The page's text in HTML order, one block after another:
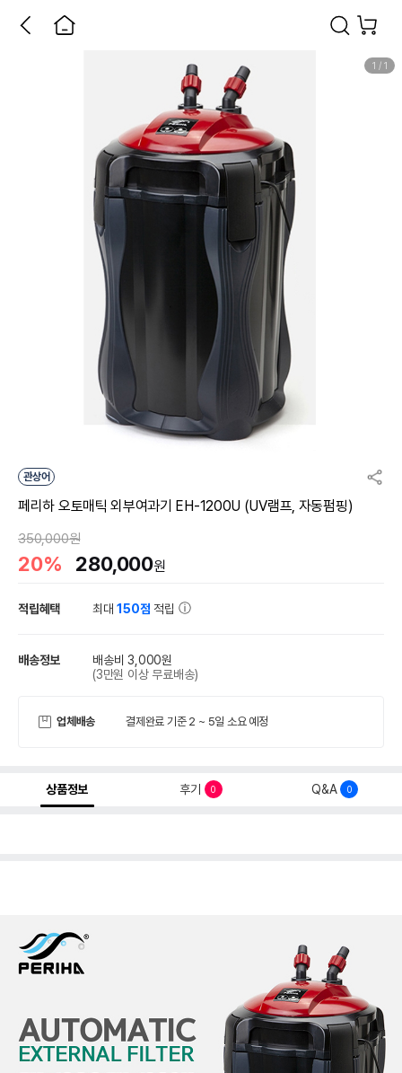
1 / 1
관상어
페리하 오토매틱 외부여과기 EH-1200U (UV램프, 자동펌핑)
350,000원
20% 280,000원
적립혜택 최대150점 적립
배송정보
배송비 3,000원
(3만원 이상 무료배송)
업체배송 결제완료 기준 2 ~ 5일 소요 예정
상품정보 후기 0 Q&A 0